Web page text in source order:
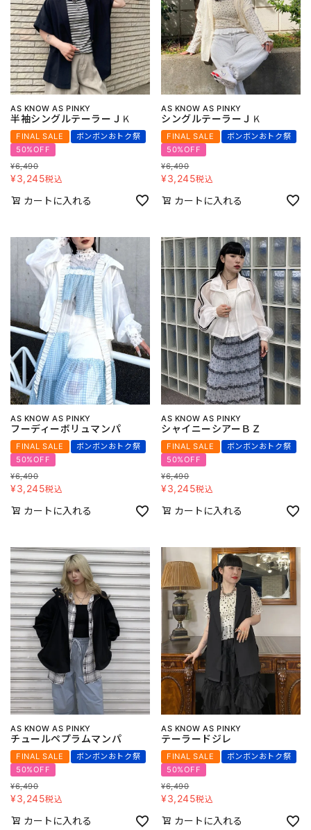
AS KNOW AS PINKY
半袖シングルテーラーＪＫ
FINAL SALE
ボンボンおトク祭
50%OFF
¥6,490
¥3,245税込
カートに入れる
AS KNOW AS PINKY
シングルテーラーＪＫ
FINAL SALE
ボンボンおトク祭
50%OFF
¥6,490
¥3,245税込
カートに入れる
AS KNOW AS PINKY
フーディーボリュマンパ
FINAL SALE
ボンボンおトク祭
50%OFF
¥6,490
¥3,245税込
カートに入れる
AS KNOW AS PINKY
シャイニーシアーＢＺ
FINAL SALE
ボンボンおトク祭
50%OFF
¥6,490
¥3,245税込
カートに入れる
AS KNOW AS PINKY
チュールペプラムマンパ
FINAL SALE
ボンボンおトク祭
50%OFF
¥6,490
¥3,245税込
カートに入れる
AS KNOW AS PINKY
テーラードジレ
FINAL SALE
ボンボンおトク祭
50%OFF
¥6,490
¥3,245税込
カートに入れる